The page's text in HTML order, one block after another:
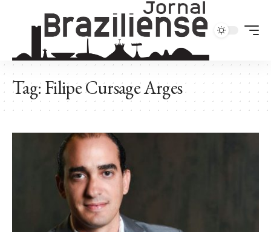
Tag:Filipe Cursage Arges